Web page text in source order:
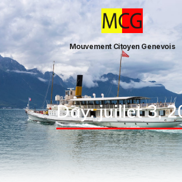
Mouvement Citoyen Genevois
Day: juillet 3,